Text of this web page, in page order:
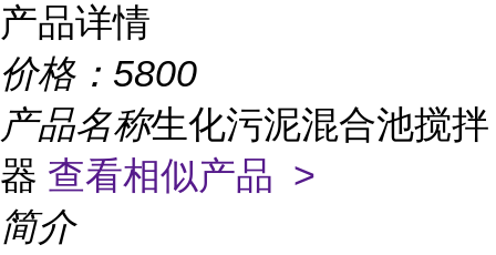
产品详情
价格： 5800
产品名称生化污泥混合池搅拌
器 查看相似产品 >
简介